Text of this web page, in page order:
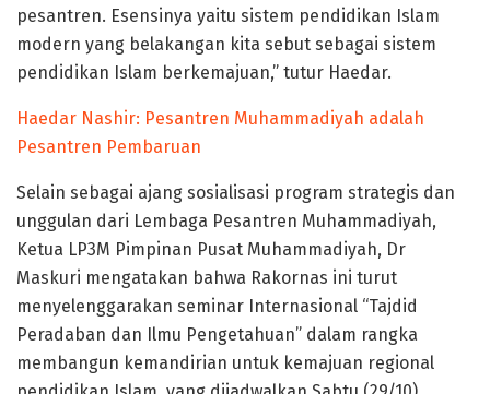
pesantren. Esensinya yaitu sistem pendidikan Islam
modern yang belakangan kita sebut sebagai sistem
pendidikan Islam berkemajuan,” tutur Haedar.
Haedar Nashir: Pesantren Muhammadiyah adalah
Pesantren Pembaruan
Selain sebagai ajang sosialisasi program strategis dan
unggulan dari Lembaga Pesantren Muhammadiyah,
Ketua LP3M Pimpinan Pusat Muhammadiyah, Dr
Maskuri mengatakan bahwa Rakornas ini turut
menyelenggarakan seminar Internasional “Tajdid
Peradaban dan Ilmu Pengetahuan” dalam rangka
membangun kemandirian untuk kemajuan regional